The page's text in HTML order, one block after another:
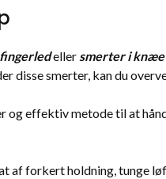
eller smerter i
disse smerter, kan du
og effektiv metode til at
af forkert holdning, tunge